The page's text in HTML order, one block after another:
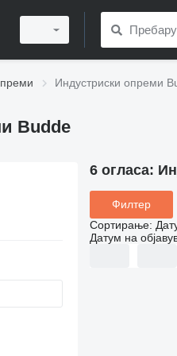
Индустриски опреми
Budde
ленти
6 огласа:
Филтер
Сортирање:
Датум на